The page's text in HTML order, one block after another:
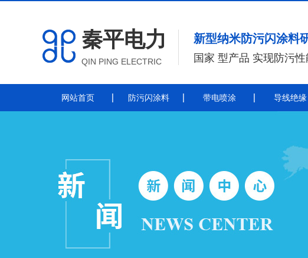
秦平电力
QIN PING ELECTRIC
新型纳米防污闪涂料
国家 型产品 实现防污
网站首页 防污闪涂料 带电喷涂 导线绝缘